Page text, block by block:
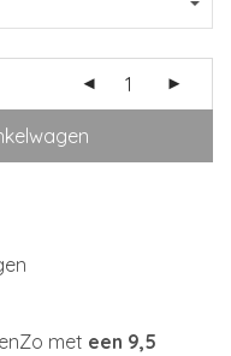
met een 9,5